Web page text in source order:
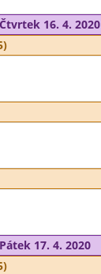
Čtvrtek 16. 4. 2020
Pátek 17. 4. 2020